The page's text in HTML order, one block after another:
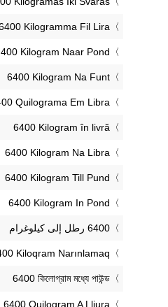
Kilogramma Fil Lira
Kilogram Naar Pond
‎6400 Kilogram Na Funt
Quilograma Em Libra
‎6400 Kilogram în livră
‎6400 Kilogram Na Libra
‎6400 Kilogram Till Pund
‎6400 Kilogram In Pond
Kiloqram Narınlamaq
‎6400 কিলোগ্রাম মধ্যে পাউন্ড
‎6400 Quilogram A Lliura